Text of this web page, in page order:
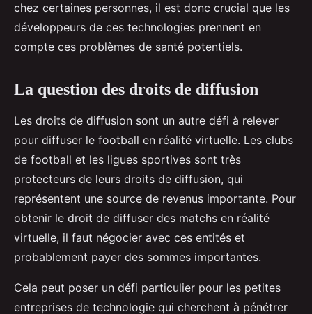
chez certaines personnes, il est donc crucial que les
développeurs de ces technologies prennent en
compte ces problèmes de santé potentiels.
La question des droits de diffusion
Les droits de diffusion sont un autre défi à relever
pour diffuser le football en réalité virtuelle. Les clubs
de football et les ligues sportives sont très
protecteurs de leurs droits de diffusion, qui
représentent une source de revenus importante. Pour
obtenir le droit de diffuser des matchs en réalité
virtuelle, il faut négocier avec ces entités et
probablement payer des sommes importantes.
Cela peut poser un défi particulier pour les petites
entreprises de technologie qui cherchent à pénétrer